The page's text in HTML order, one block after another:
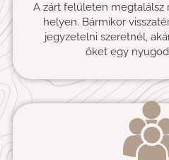
A zárt felületen
helyen. Bármikor
jegyzetelni szeretnél,
őket egy